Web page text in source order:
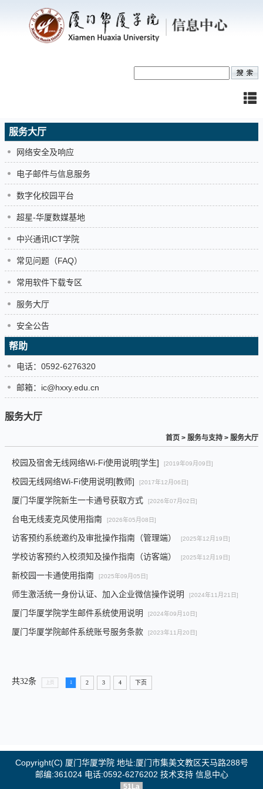
服务大厅
网络安全及响应
电子邮件与信息服务
数字化校园平台
超星-华厦数媒基地
中兴通讯ICT学院
常见问题（FAQ）
常用软件下载专区
服务大厅
安全公告
帮助
电话：0592-6276320
邮箱：ic@hxxy.edu.cn
服务大厅
首页 > 服务与支持 > 服务大厅
校园及宿舍无线网络Wi-Fi使用说明[学生] [2019年09月09日]
校园无线网络Wi-Fi使用说明[教师] [2017年12月06日]
厦门华厦学院新生一卡通号获取方式 [2026年07月02日]
台电无线麦克风使用指南 [2026年05月08日]
访客预约系统邀约及审批操作指南（管理端） [2025年12月19日]
学校访客预约入校须知及操作指南（访客端） [2025年12月19日]
新校园一卡通使用指南 [2025年09月05日]
师生激活统一身份认证、加入企业微信操作说明 [2024年11月21日]
厦门华厦学院学生邮件系统使用说明 [2024年09月10日]
厦门华厦学院邮件系统账号服务条款 [2023年11月20日]
共32条 上页 1 2 3 4 下页
Copyright(C) 厦门华厦学院地址:厦门市集美文教区天马路288号
邮编:361024 电话:0592-6276202 技术支持 信息中心
51La